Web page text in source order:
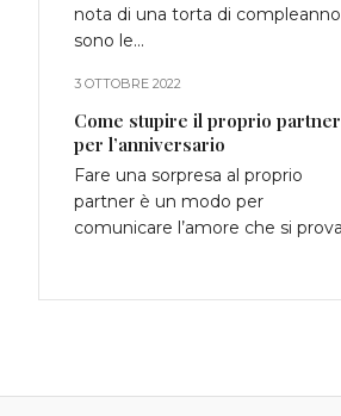
nota di una torta di compleanno
sono le…
3 OTTOBRE 2022
Come stupire il proprio partner
per l’anniversario
Fare una sorpresa al proprio
partner è un modo per
comunicare l’amore che si